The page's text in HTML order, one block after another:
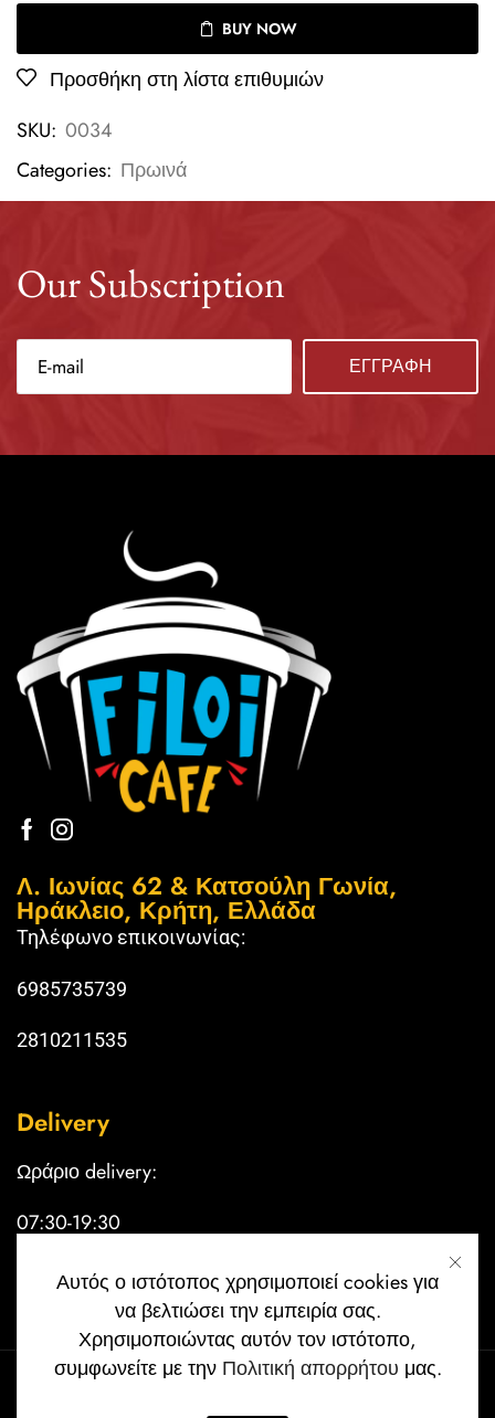
BUY NOW
Προσθήκη στη λίστα επιθυμιών
SKU: 0034
Categories: Πρωινά
Αυτός ο ιστότοπος χρησιμοποιεί cookies για
να βελτιώσει την εμπειρία σας.
Χρησιμοποιώντας αυτόν τον ιστότοπο,
συμφωνείτε με την Πολιτική απορρήτου μας.
Our Subscription
Λ. Ιωνίας 62 & Κατσούλη Γωνία,
Ηράκλειο, Κρήτη, Ελλάδα
Τηλέφωνο επικοινωνίας:
6985735739
2810211535
Delivery
Ωράριο delivery:
07:30-19:30
Κυριακή κλειστά